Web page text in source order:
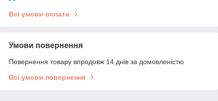
Всі умови оплати
Умови повернення
Повернення товару впродовж 14 днів за домовленістю
Всі умови повернення